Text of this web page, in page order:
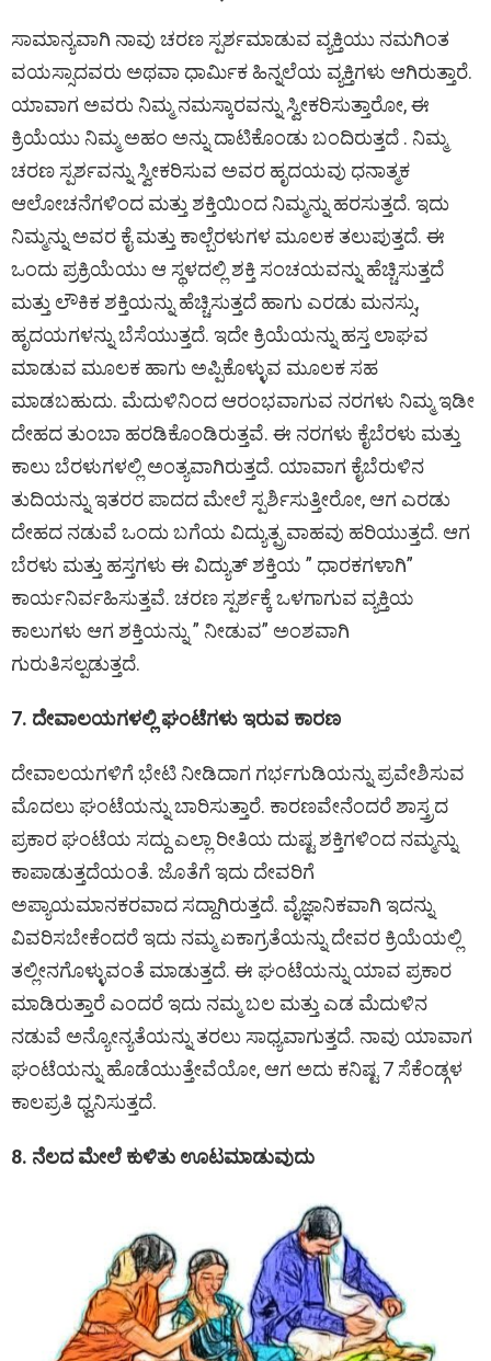
ಸಾಮಾನ್ಯವಾಗಿ ನಾವು ಚರಣ ಸ್ಪರ್ಶಮಾಡುವ ವ್ಯಕ್ತಿಯು ನಮಗಿಂತ
ವಯಸ್ಸಾದವರು ಅಥವಾ ಧಾರ್ಮಿಕ ಹಿನ್ನಲೆಯ ವ್ಯಕ್ತಿಗಳು ಆಗಿರುತ್ತಾರೆ.
ಯಾವಾಗ ಅವರು ನಿಮ್ಮ ನಮಸ್ಕಾರವನ್ನು ಸ್ವೀಕರಿಸುತ್ತಾರೋ, ಈ
ಕ್ರಿಯೆಯು ನಿಮ್ಮ ಅಹಂ ಅನ್ನು ದಾಟಿಕೊಂಡು ಬಂದಿರುತ್ತದೆ . ನಿಮ್ಮ
ಚರಣ ಸ್ಪರ್ಶವನ್ನು ಸ್ವೀಕರಿಸುವ ಅವರ ಹೃದಯವು ಧನಾತ್ಮಕ
ಆಲೋಚನೆಗಳಿಂದ ಮತ್ತು ಶಕ್ತಿಯಿಂದ ನಿಮ್ಮನ್ನು ಹರಸುತ್ತದೆ. ಇದು
ನಿಮ್ಮನ್ನು ಅವರ ಕೈ ಮತ್ತು ಕಾಲ್ಬೆರಳುಗಳ ಮೂಲಕ ತಲುಪುತ್ತದೆ. ಈ
ಒಂದು ಪ್ರಕ್ರಿಯೆಯು ಆ ಸ್ಥಳದಲ್ಲಿ ಶಕ್ತಿ ಸಂಚಯವನ್ನು ಹೆಚ್ಚಿಸುತ್ತದೆ
ಮತ್ತು ಲೌಕಿಕ ಶಕ್ತಿಯನ್ನು ಹೆಚ್ಚಿಸುತ್ತದೆ ಹಾಗು ಎರಡು ಮನಸ್ಸು,
ಹೃದಯಗಳನ್ನು ಬೆಸೆಯುತ್ತದೆ. ಇದೇ ಕ್ರಿಯೆಯನ್ನು ಹಸ್ತ ಲಾಘವ
ಮಾಡುವ ಮೂಲಕ ಹಾಗು ಅಪ್ಪಿಕೊಳ್ಳುವ ಮೂಲಕ ಸಹ
ಮಾಡಬಹುದು. ಮೆದುಳಿನಿಂದ ಆರಂಭವಾಗುವ ನರಗಳು ನಿಮ್ಮ ಇಡೀ
ದೇಹದ ತುಂಬಾ ಹರಡಿಕೊಂಡಿರುತ್ತವೆ. ಈ ನರಗಳು ಕೈಬೆರಳು ಮತ್ತು
ಕಾಲು ಬೆರಳುಗಳಲ್ಲಿ ಅಂತ್ಯವಾಗಿರುತ್ತದೆ. ಯಾವಾಗ ಕೈಬೆರುಳಿನ
ತುದಿಯನ್ನು ಇತರರ ಪಾದದ ಮೇಲೆ ಸ್ಪರ್ಶಿಸುತ್ತೀರೋ, ಆಗ ಎರಡು
ದೇಹದ ನಡುವೆ ಒಂದು ಬಗೆಯ ವಿದ್ಯುತ್ಪ್ರವಾಹವು ಹರಿಯುತ್ತದೆ. ಆಗ
ಬೆರಳು ಮತ್ತು ಹಸ್ತಗಳು ಈ ವಿದ್ಯುತ್ ಶಕ್ತಿಯ ” ಧಾರಕಗಳಾಗಿ”
ಕಾರ್ಯನಿರ್ವಹಿಸುತ್ತವೆ. ಚರಣ ಸ್ಪರ್ಶಕ್ಕೆ ಒಳಗಾಗುವ ವ್ಯಕ್ತಿಯ
ಕಾಲುಗಳು ಆಗ ಶಕ್ತಿಯನ್ನು ” ನೀಡುವ” ಅಂಶವಾಗಿ
ಗುರುತಿಸಲ್ಪಡುತ್ತದೆ.
7. ದೇವಾಲಯಗಳಲ್ಲಿ ಘಂಟೆಗಳು ಇರುವ ಕಾರಣ
ದೇವಾಲಯಗಳಿಗೆ ಭೇಟಿ ನೀಡಿದಾಗ ಗರ್ಭಗುಡಿಯನ್ನು ಪ್ರವೇಶಿಸುವ
ಮೊದಲು ಘಂಟೆಯನ್ನು ಬಾರಿಸುತ್ತಾರೆ. ಕಾರಣವೇನೆಂದರೆ ಶಾಸ್ತ್ರದ
ಪ್ರಕಾರ ಘಂಟೆಯ ಸದ್ದು ಎಲ್ಲಾ ರೀತಿಯ ದುಷ್ಟ ಶಕ್ತಿಗಳಿಂದ ನಮ್ಮನ್ನು
ಕಾಪಾಡುತ್ತದೆಯಂತೆ. ಜೊತೆಗೆ ಇದು ದೇವರಿಗೆ
ಅಪ್ಯಾಯಮಾನಕರವಾದ ಸದ್ದಾಗಿರುತ್ತದೆ. ವೈಜ್ಞಾನಿಕವಾಗಿ ಇದನ್ನು
ವಿವರಿಸಬೇಕೆಂದರೆ ಇದು ನಮ್ಮ ಏಕಾಗ್ರತೆಯನ್ನು ದೇವರ ಕ್ರಿಯೆಯಲ್ಲಿ
ತಲ್ಲೀನಗೊಳ್ಳುವಂತೆ ಮಾಡುತ್ತದೆ. ಈ ಘಂಟೆಯನ್ನು ಯಾವ ಪ್ರಕಾರ
ಮಾಡಿರುತ್ತಾರೆ ಎಂದರೆ ಇದು ನಮ್ಮ ಬಲ ಮತ್ತು ಎಡ ಮೆದುಳಿನ
ನಡುವೆ ಅನ್ಯೋನ್ಯತೆಯನ್ನು ತರಲು ಸಾಧ್ಯವಾಗುತ್ತದೆ. ನಾವು ಯಾವಾಗ
ಘಂಟೆಯನ್ನು ಹೊಡೆಯುತ್ತೇವೆಯೋ, ಆಗ ಅದು ಕನಿಷ್ಟ 7 ಸೆಕೆಂಡ್ಗಳ
ಕಾಲಪ್ರತಿ ಧ್ವನಿಸುತ್ತದೆ.
8. ನೆಲದ ಮೇಲೆ ಕುಳಿತು ಊಟಮಾಡುವುದು